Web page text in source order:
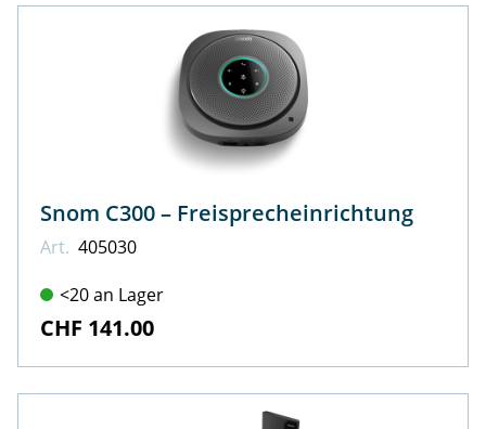
Snom C300 – Freisprecheinrichtung
Art. 405030
<20 an Lager
CHF 141.00